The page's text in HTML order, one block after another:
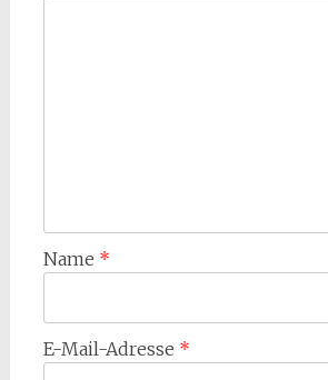
Name *
E-Mail-Adresse *